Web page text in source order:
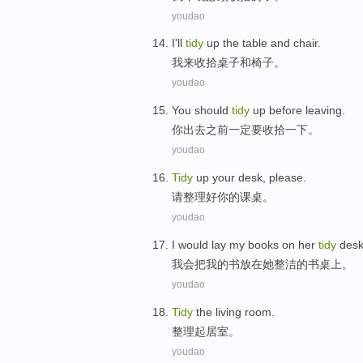
youdao
I'll tidy up the table and chair.
我来收拾桌子和椅子。
youdao
You should tidy up before leaving
你出去之前一定要收拾一下。
youdao
Tidy up your desk please
请整理好你的课桌。
youdao
I would lay my books on her tidy desk
我会把我的书放在她整洁的书桌上 。
youdao
Tidy the living room
整理起居室。
youdao